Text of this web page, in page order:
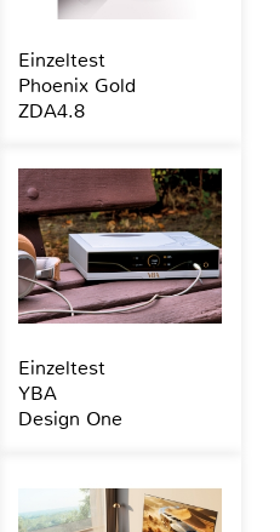
Einzeltest
Phoenix Gold
ZDA4.8
Einzeltest
YBA
Design One